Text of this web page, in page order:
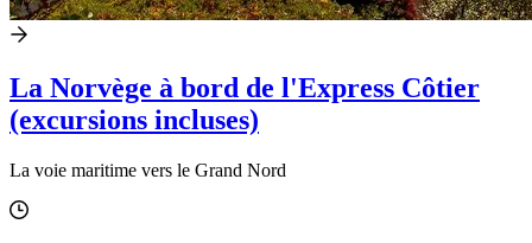
La Norvège à bord de l'Express Côtier
(excursions incluses)
La voie maritime vers le Grand Nord